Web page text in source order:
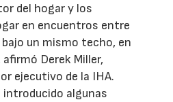
del hogar y los
en encuentros entre
un mismo techo, en
Derek Miller,
ejecutivo de la IHA.
introducido algunas